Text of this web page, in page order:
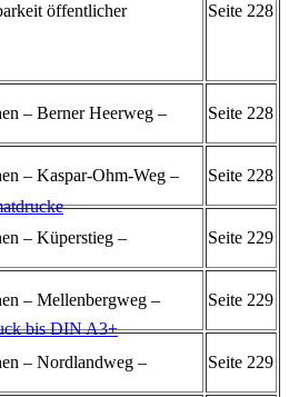
bis DIN A3+
öffentlicher
Seite 228
– Berner Heerweg – Seite 228
– Kaspar-Ohm-Weg – Seite 228
– Küperstieg – Seite 229
– Mellenbergweg – Seite 229
– Nordlandweg – Seite 229